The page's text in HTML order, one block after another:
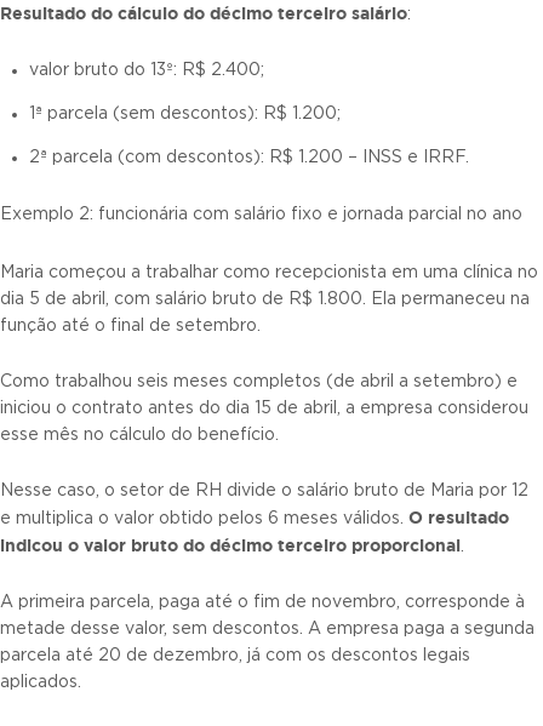
Resultado do cálculo do décimo terceiro salário:
valor bruto do 13º: R$ 2.400;
1ª parcela (sem descontos): R$ 1.200;
2ª parcela (com descontos): R$ 1.200 – INSS e IRRF.
Exemplo 2: funcionária com salário fixo e jornada parcial no ano
Maria começou a trabalhar como recepcionista em uma clínica no
dia 5 de abril, com salário bruto de R$ 1.800. Ela permaneceu na
função até o final de setembro.
Como trabalhou seis meses completos (de abril a setembro) e
iniciou o contrato antes do dia 15 de abril, a empresa considerou
esse mês no cálculo do benefício.
Nesse caso, o setor de RH divide o salário bruto de Maria por 12
e multiplica o valor obtido pelos 6 meses válidos. O resultado
indicou o valor bruto do décimo terceiro proporcional.
A primeira parcela, paga até o fim de novembro, corresponde à
metade desse valor, sem descontos. A empresa paga a segunda
parcela até 20 de dezembro, já com os descontos legais
aplicados.